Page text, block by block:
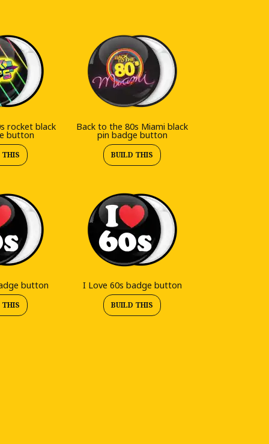
rocket black
button
THIS
Back to the 80s Miami black
pin badge button
BUILD THIS
button
THIS
I Love 60s badge button
BUILD THIS